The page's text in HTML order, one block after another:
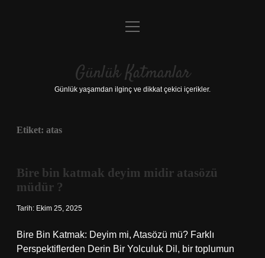
Anasayfa
Yasal Uyarı
menüyü
Günlük Katmanlar
Günlük yaşamdan ilginç ve dikkat çekici içerikler.
Etiket: atas
Bire bin katmak deyim midir atasözü
müdür ?
Tarih: Ekim 25, 2025
Bire Bin Katmak: Deyim mi, Atasözü mü? Farklı
Perspektiflerden Derin Bir Yolculuk Dil, bir toplumun